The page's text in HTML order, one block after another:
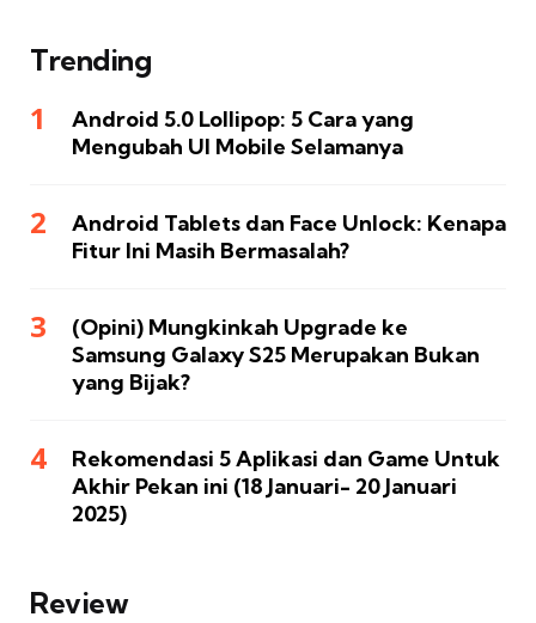
Trending
Android 5.0 Lollipop: 5 Cara yang
Mengubah UI Mobile Selamanya
Android Tablets dan Face Unlock: Kenapa
Fitur Ini Masih Bermasalah?
(Opini) Mungkinkah Upgrade ke
Samsung Galaxy S25 Merupakan Bukan
yang Bijak?
Rekomendasi 5 Aplikasi dan Game Untuk
Akhir Pekan ini (18 Januari- 20 Januari
2025)
Review